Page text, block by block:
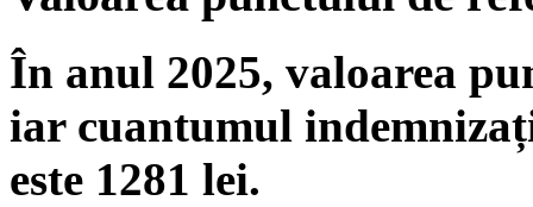
În anul 2025, valoarea
iar cuantumul
este 1281 lei.